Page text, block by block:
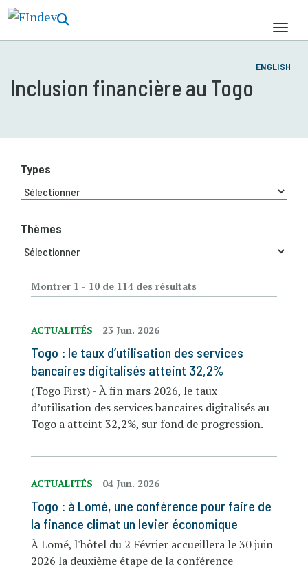
ENGLISH
Inclusion financière au Togo
Types
Thèmes
Montrer 1 - 10 de 114 des résultats
ACTUALITÉS 23 Jun. 2026
Togo : le taux d’utilisation des services
bancaires digitalisés atteint 32,2%
(Togo First) - À fin mars 2026, le taux
d’utilisation des services bancaires digitalisés au
Togo a atteint 32,2%, sur fond de progression.
ACTUALITÉS 04 Jun. 2026
Togo : à Lomé, une conférence pour faire de
la finance climat un levier économique
À Lomé, l'hôtel du 2 Février accueillera le 30 juin
2026 la deuxième étape de la conférence